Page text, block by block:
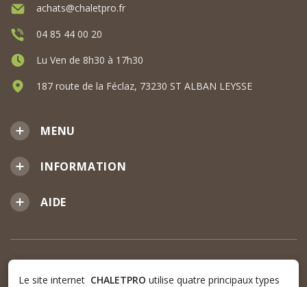
MENU
INFORMATION
AIDE
achats@chaletpro.fr
04 85 44 00 20
Lu Ven de 8h30 à 17h30
187 route de la Féclaz, 73230 ST ALBAN LEYSSE
Le site internet CHALETPRO utilise quatre principaux types